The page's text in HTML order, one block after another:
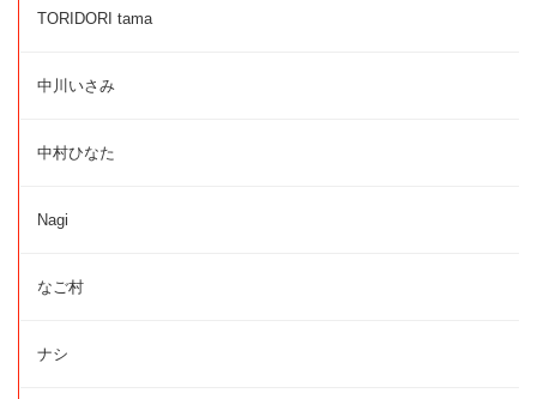
TORIDORI tama
中川いさみ
中村ひなた
Nagi
なご村
ナシ